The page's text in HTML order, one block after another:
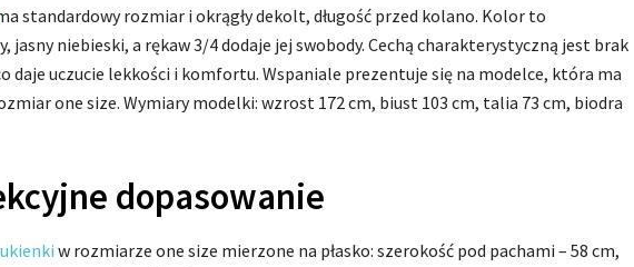
standardowy rozmiar i okrągły dekolt, długość przed kolano. Kolor to
jasny niebieski, a rękaw 3/4 dodaje jej swobody. Cechą charakterystyczną jest brak
daje uczucie lekkości i komfortu. Wspaniale prezentuje się na modelce, która ma
one size. Wymiary modelki: wzrost 172 cm, biust 103 cm, talia 73 cm, biodra
dopasowanie
w rozmiarze one size mierzone na płasko: szerokość pod pachami – 58 cm,